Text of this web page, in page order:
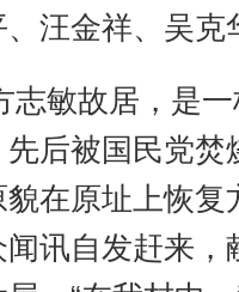
汪金祥、吴
志敏故居，是
后被国民党
貌在原址上恢
讯自发赶来